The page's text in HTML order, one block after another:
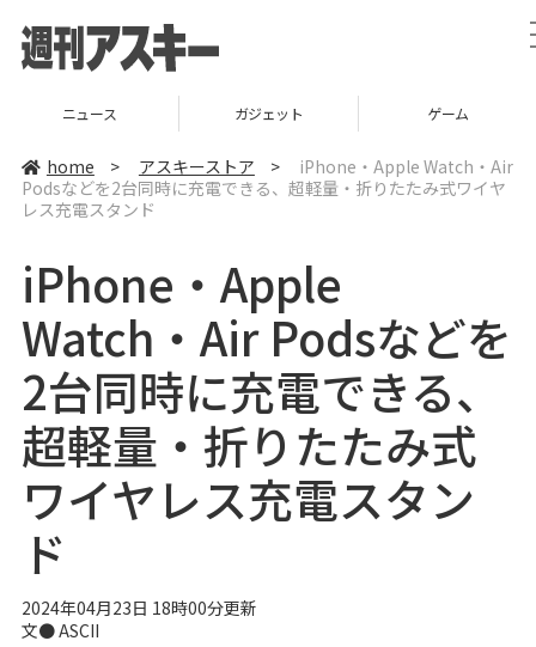
ガジェット ゲーム グルメ
home > アスキーストア >
iPhone・Apple Watch・Air
Podsなどを2台同時に充電できる、超軽量・折りたたみ式ワイヤ
レス充電スタンド
iPhone・Apple
Watch・Air Podsなどを
2台同時に充電できる、
超軽量・折りたたみ式
ワイヤレス充電スタン
ド
2024年04月23日 18時00分更新
文● ASCII